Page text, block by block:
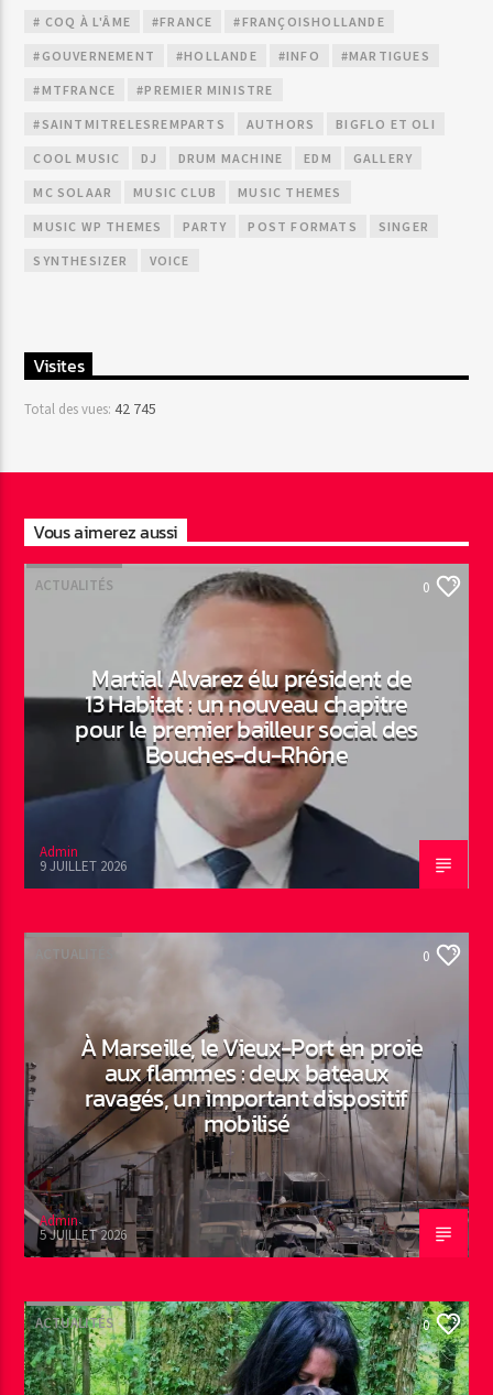
# COQ À L'ÂME #FRANCE #FRANÇOISHOLLANDE
#GOUVERNEMENT #HOLLANDE #INFO #MARTIGUES
#MTFRANCE #PREMIER MINISTRE
#SAINTMITRELESREMPARTS AUTHORS BIGFLO ET OLI
COOL MUSIC DJ DRUM MACHINE EDM GALLERY
MC SOLAAR MUSIC CLUB MUSIC THEMES
MUSIC WP THEMES PARTY POST FORMATS SINGER
SYNTHESIZER VOICE
Visites
Total des vues:42 745
Vous aimerez aussi
ACTUALITÉS 0
Martial Alvarez élu président de
13 Habitat : un nouveau chapitre
pour le premier bailleur social des
Bouches-du-Rhône
Admin
9 JUILLET 2026
ACTUALITÉS 0
À Marseille, le Vieux-Port en proie
aux flammes : deux bateaux
ravagés, un important dispositif
mobilisé
Admin
5 JUILLET 2026
ACTUALITÉS 0